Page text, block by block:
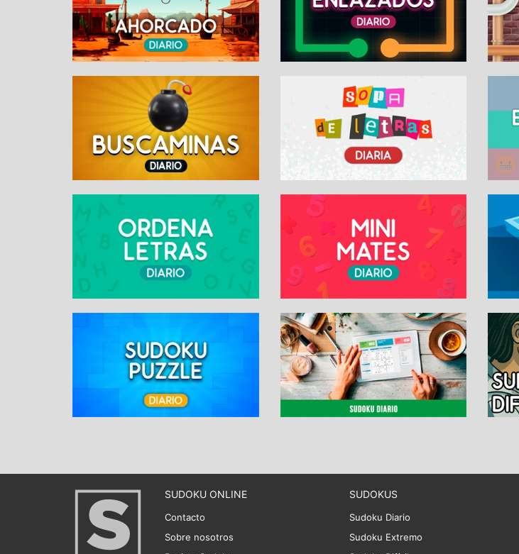
SUDOKU ONLINE
Contacto
Sobre nosotros
SUDOKUS
Sudoku Diario
Sudoku Extremo